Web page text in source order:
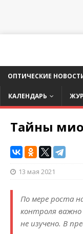
ОПТИЧЕСКИЕ
КАЛЕНДАРЬ
Тайны
13 мая 2021
По мере роста
контроля
не изучено. В